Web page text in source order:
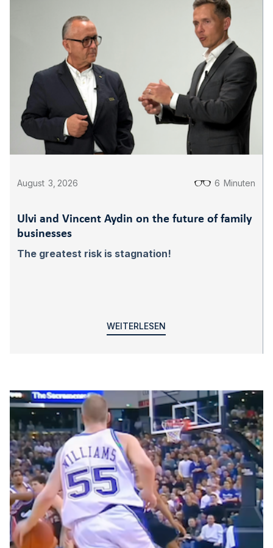
August 3 2026 6 Minuten
Ulvi and Vincent Aydin on the future of family
businesses
The greatest risk is stagnation!
WEITERLESEN